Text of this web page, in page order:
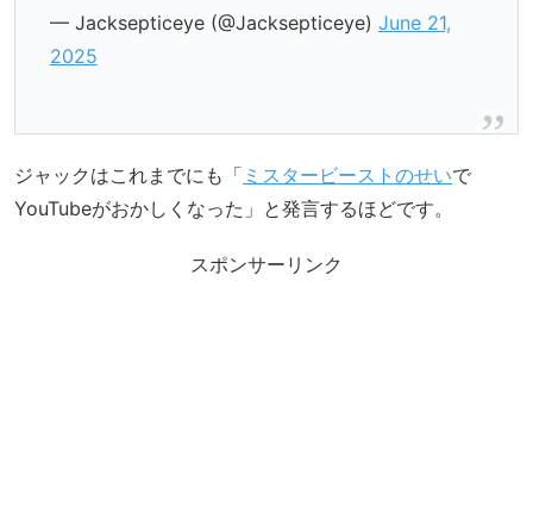
— Jacksepticeye (@Jacksepticeye) June 21,
2025
ジャックはこれまでにも「 ミスタービーストのせいで
YouTubeがおかしくなった」と発言するほどです。
スポンサーリンク